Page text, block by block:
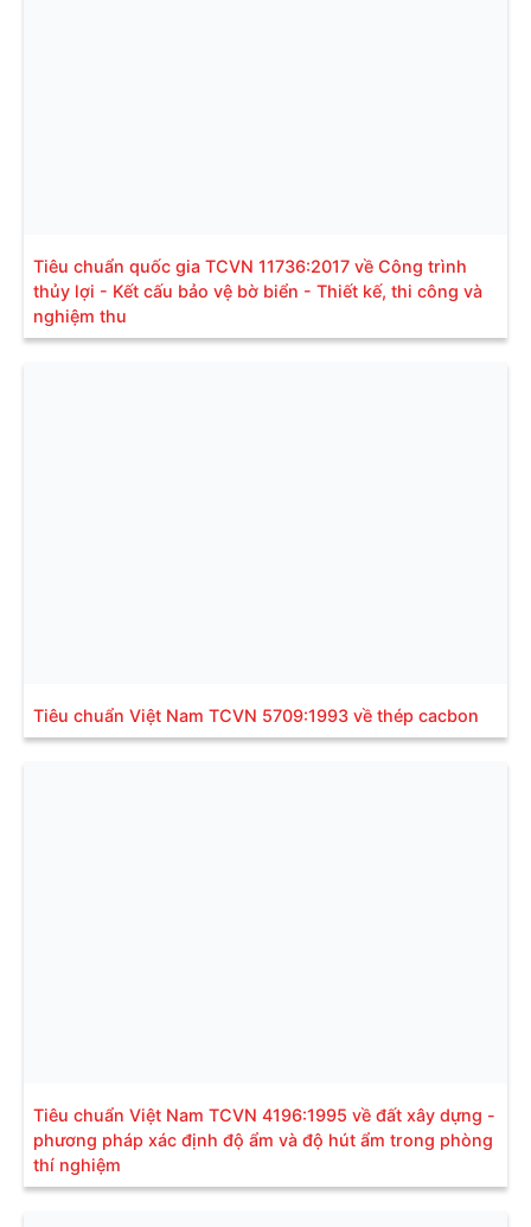
Tiêu chuẩn quốc gia TCVN 11736:2017 về Công trình
thủy lợi - Kết cấu bảo vệ bờ biển - Thiết kế, thi công và
nghiệm thu
Tiêu chuẩn Việt Nam TCVN 5709:1993 về thép cacbon
Tiêu chuẩn Việt Nam TCVN 4196:1995 về đất xây dựng -
phương pháp xác định độ ẩm và độ hút ẩm trong phòng
thí nghiệm